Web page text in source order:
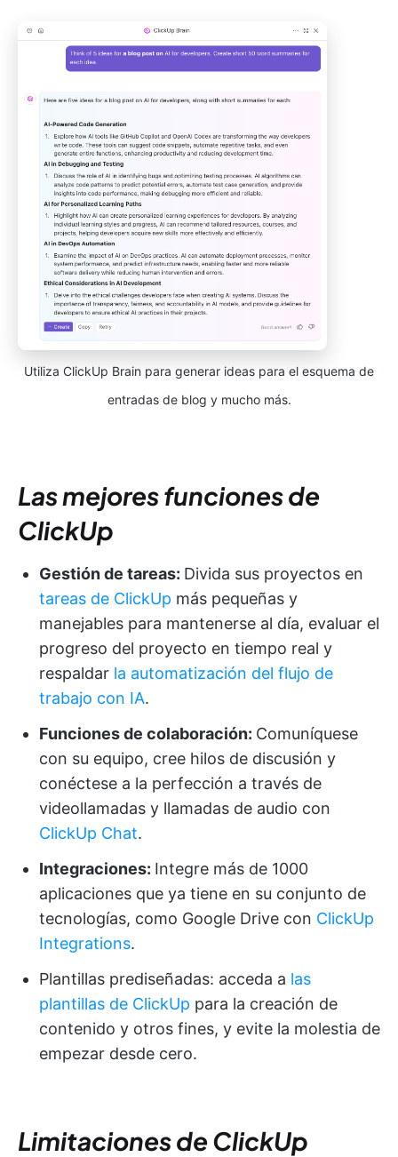
Utiliza ClickUp Brain para generar ideas para el esquema de
entradas de blog y mucho más.
Las mejores funciones de
ClickUp
Gestión de tareas: Divida sus proyectos en
tareas de ClickUp más pequeñas y
manejables para mantenerse al día, evaluar el
progreso del proyecto en tiempo real y
respaldar la automatización del flujo de
trabajo con IA.
Funciones de colaboración: Comuníquese
con su equipo, cree hilos de discusión y
conéctese a la perfección a través de
videollamadas y llamadas de audio con
ClickUp Chat.
Integraciones: Integre más de 1000
aplicaciones que ya tiene en su conjunto de
tecnologías, como Google Drive con ClickUp
Integrations.
Plantillas prediseñadas: acceda a las
plantillas de ClickUp para la creación de
contenido y otros fines, y evite la molestia de
empezar desde cero.
Limitaciones de ClickUp